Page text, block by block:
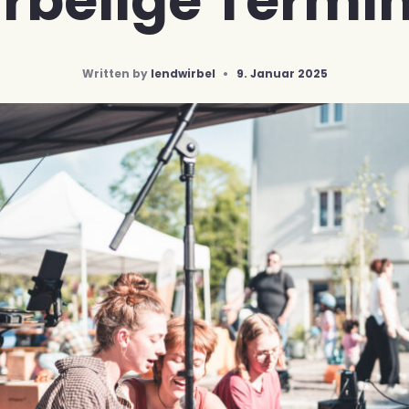
Written by lendwirbel • 9. Januar 2025